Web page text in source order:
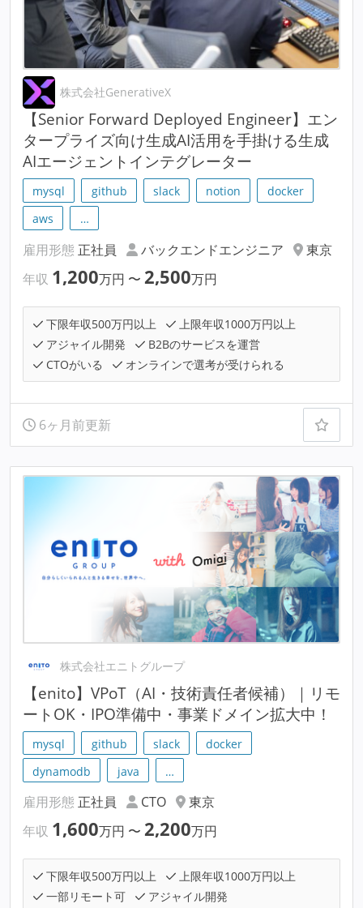
株式会社GenerativeX
【Senior Forward Deployed Engineer】エン
タープライズ向け生成AI活用を手掛ける生成
AIエージェントインテグレーター
mysql github slack notion
docker
aws
…
雇用形態 正社員 バックエンドエンジニア
東京
年収 1,200万円 〜 2,500万円
下限年収500万円以上
上限年収1000万円以上
アジャイル開発
B2Bのサービスを運営
CTOがいる
オンラインで選考が受けられる
6ヶ月前更新
株式会社エニトグループ
【enito】VPoT（AI・技術責任者候補）｜リモ
ートOK・IPO準備中・事業ドメイン拡大中！
mysql github slack
docker
dynamodb
java …
雇用形態 正社員 CTO
東京
年収 1,600万円 〜 2,200万円
下限年収500万円以上
上限年収1000万円以上
一部リモート可
アジャイル開発